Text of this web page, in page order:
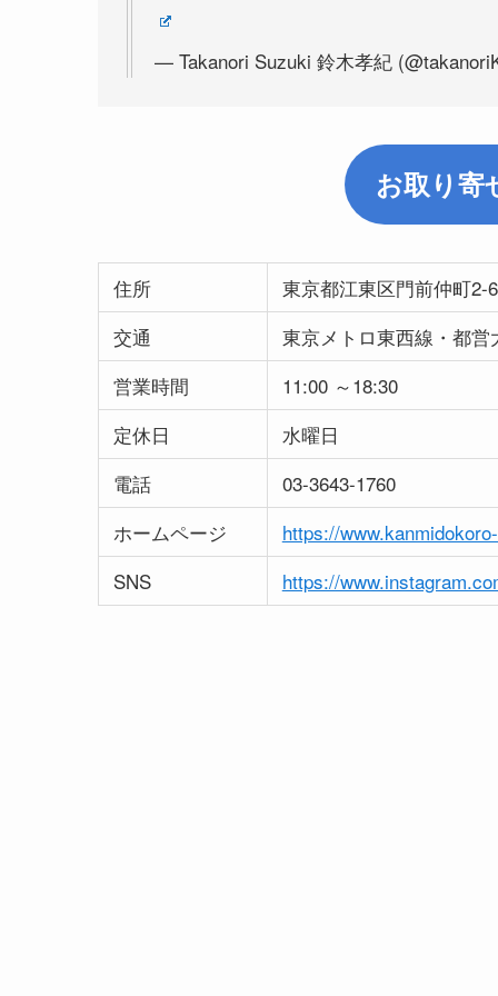
— Takanori Suzuki 鈴木孝紀
お取り
住所
東京都江東区門前仲町2-
交通
東京メトロ東西線・都
営業時間
11:00 ～18:30
定休日
水曜日
電話
03-3643-1760
ホームページ
https://
SNS
https://